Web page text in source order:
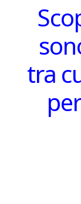
tra